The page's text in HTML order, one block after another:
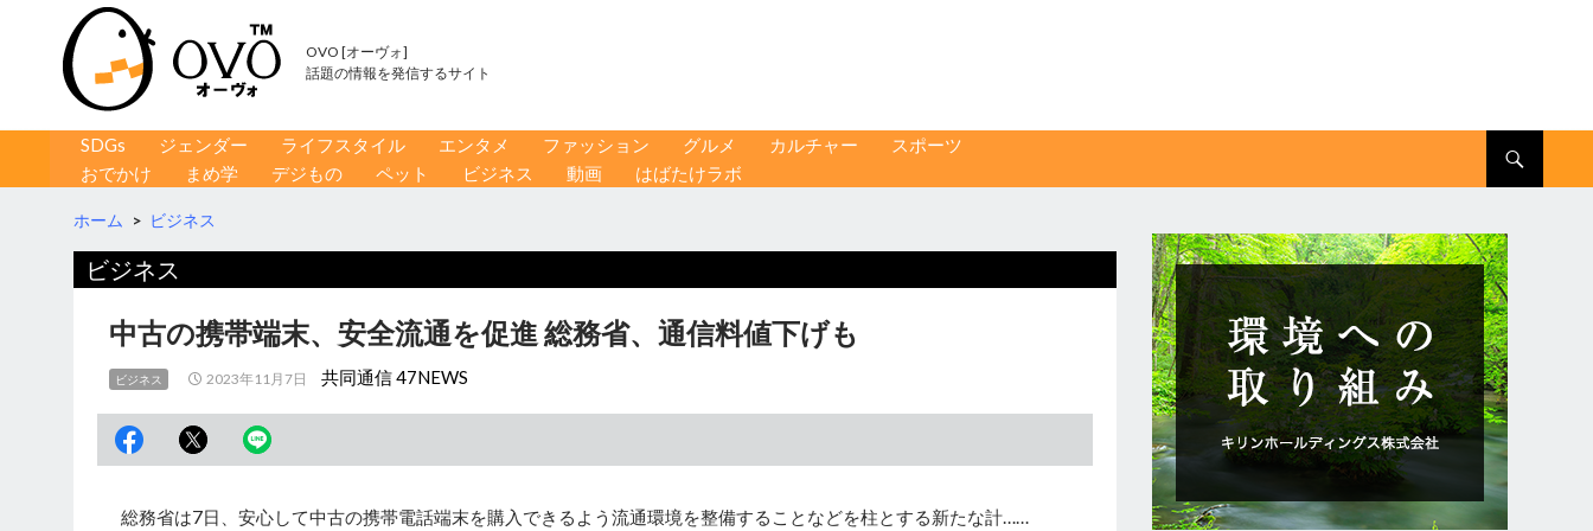
OVO [オーヴォ]
話題の情報を発信するサイト
コンテンツへ移動
SDGs ジェンダー ライフスタイル エンタメ ファッション グルメ カルチャー
スポーツ
おでかけ
まめ学 デジもの ペット ビジネス 動画 はばたけラボ
ホーム > ビジネス
ビジネス
中古の携帯端末、安全流通を促進 総務省、通信料値下げも
ビジネス 2023年11月7日 共同通信 47NEWS
総務省は7日、安心して中古の携帯電話端末を購入できるよう流通環境を整備することなどを柱とする新たな計……